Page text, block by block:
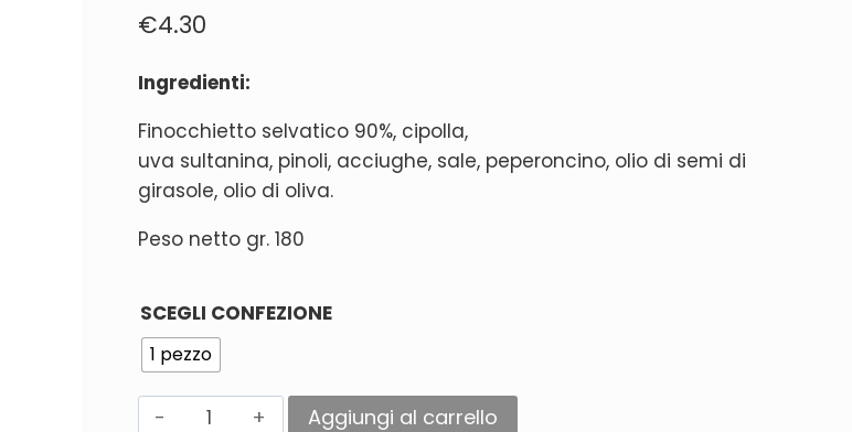
€4.30
Ingredienti:
Finocchietto selvatico 90%, cipolla,
uva sultanina, pinoli, acciughe, sale, peperoncino, olio di semi di
girasole, olio di oliva.
Peso netto gr. 180
SCEGLI CONFEZIONE
1 pezzo
Aggiungi al carrello